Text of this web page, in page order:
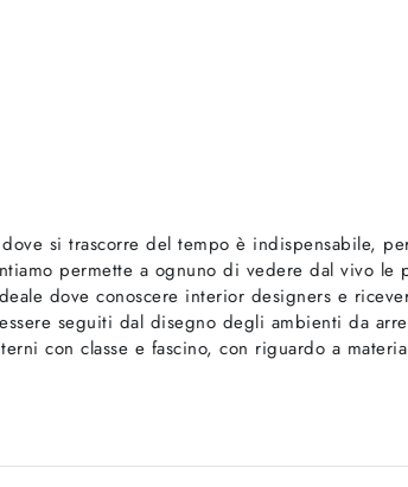
si trascorre del tempo è indispensabile,
permette a ognuno di vedere dal vivo le
dove conoscere interior designers e
seguiti dal disegno degli ambienti da
con classe e fascino, con riguardo a